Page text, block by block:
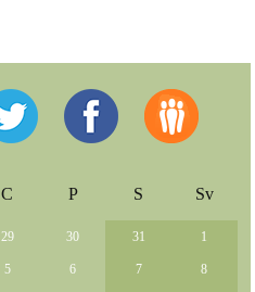
C P S Sv
29 30 31 1
5 6 7 8